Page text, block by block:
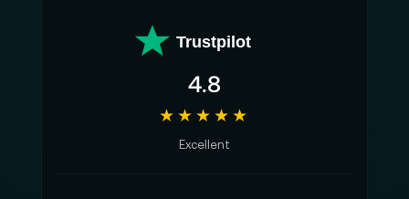
Trustpilot
4.8
★★★★★
Excellent